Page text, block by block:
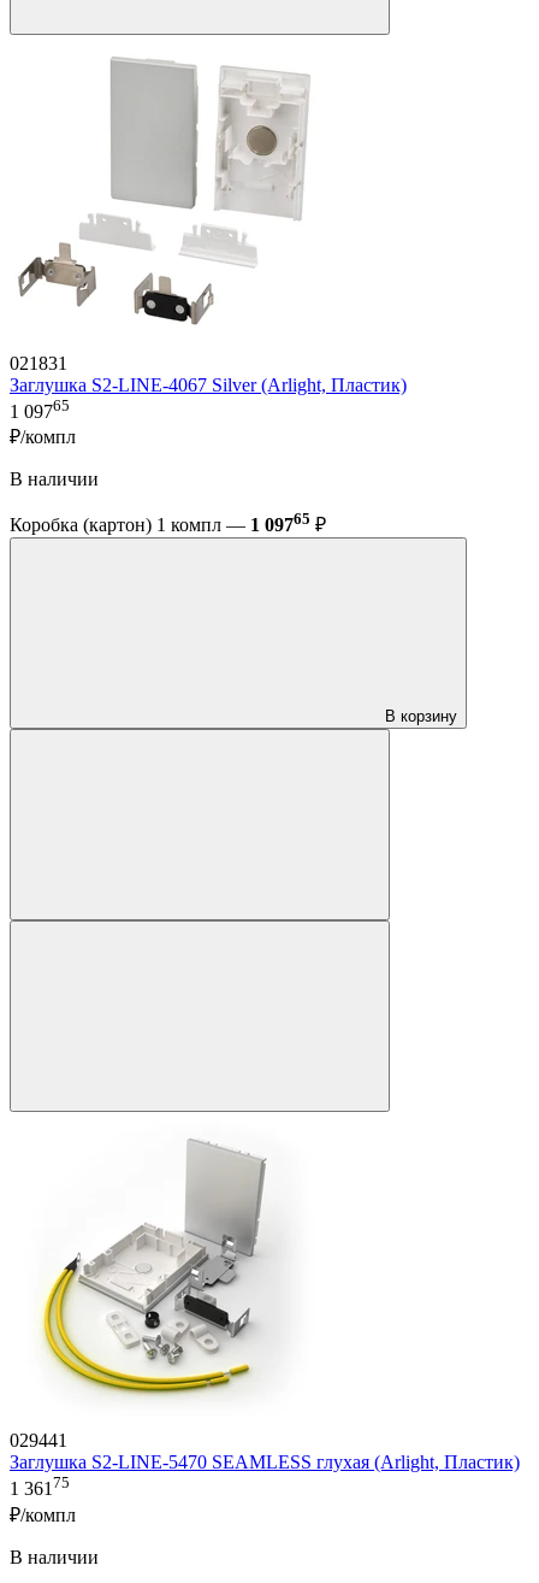
021831
Заглушка S2-LINE-4067 Silver (Arlight, Пластик)
1 09765
₽/компл
В наличии
Коробка (картон) 1 компл — 1 09765 ₽
В корзину
029441
Заглушка S2-LINE-5470 SEAMLESS глухая (Arlight, Пластик)
1 36175
₽/компл
В наличии